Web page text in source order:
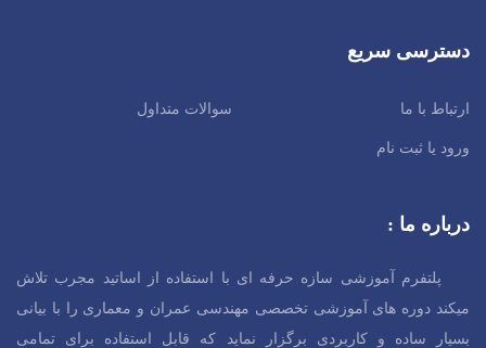
دسترسی سریع
ارتباط با ما سوالات متداول
ورود یا ثبت نام
درباره ما :
پلتفرم آموزشی سازه حرفه ای با استفاده از اساتید مجرب تلاش
میکند دوره های آموزشی تخصصی مهندسی عمران و معماری را با بیانی
بسیار ساده و کاربردی برگزار نماید که قابل استفاده برای تمامی